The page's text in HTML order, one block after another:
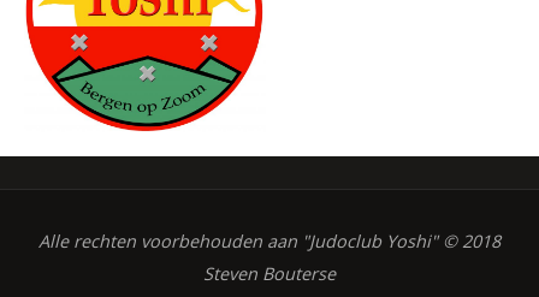
Alle rechten voorbehouden aan "Judoclub Yoshi" © 2018
Steven Bouterse